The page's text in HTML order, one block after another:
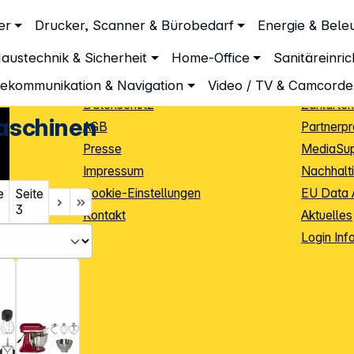
Drucker, Scanner & Bürobedarf Energie &
& Sicherheit Home-Office
& Navigation Video / TV &
Seite
3
Jahre
Unsere Leistungen
Beratung
Datenschutz
AGB
Presse
Impressum
Cookie-Einstellungen
Kontakt
Info
Zahlarten
EU Data
Aktuelles
Login